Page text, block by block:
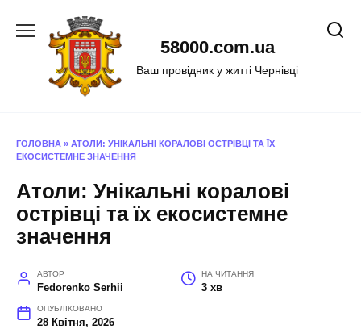
58000.com.ua
Ваш провідник у житті Чернівці
ГОЛОВНА » АТОЛИ: УНІКАЛЬНІ КОРАЛОВІ ОСТРІВЦІ ТА ЇХ
ЕКОСИСТЕМНЕ ЗНАЧЕННЯ
Атоли: Унікальні коралові
острівці та їх екосистемне
значення
АВТОР
Fedorenko Serhii
НА ЧИТАННЯ
3 хв
ОПУБЛІКОВАНО
28 Квітня, 2026